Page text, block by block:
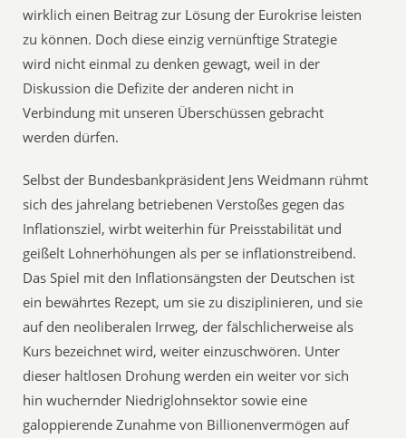
wirklich einen Beitrag zur Lösung der Eurokrise leisten
zu können. Doch diese einzig vernünftige Strategie
wird nicht einmal zu denken gewagt, weil in der
Diskussion die Defizite der anderen nicht in
Verbindung mit unseren Überschüssen gebracht
werden dürfen.
Selbst der Bundesbankpräsident Jens Weidmann rühmt
sich des jahrelang betriebenen Verstoßes gegen das
Inflationsziel, wirbt weiterhin für Preisstabilität und
geißelt Lohnerhöhungen als per se inflationstreibend.
Das Spiel mit den Inflationsängsten der Deutschen ist
ein bewährtes Rezept, um sie zu disziplinieren, und sie
auf den neoliberalen Irrweg, der fälschlicherweise als
Kurs bezeichnet wird, weiter einzuschwören. Unter
dieser haltlosen Drohung werden ein weiter vor sich
hin wuchernder Niedriglohnsektor sowie eine
galoppierende Zunahme von Billionenvermögen auf